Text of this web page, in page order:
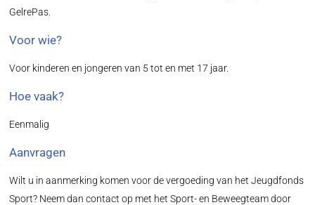
GelrePas.
Voor wie?
Voor kinderen en jongeren van 5 tot en met 17 jaar.
Hoe vaak?
Eenmalig
Aanvragen
Wilt u in aanmerking komen voor de vergoeding van het Jeugdfonds
Sport? Neem dan contact op met het Sport- en Beweegteam door